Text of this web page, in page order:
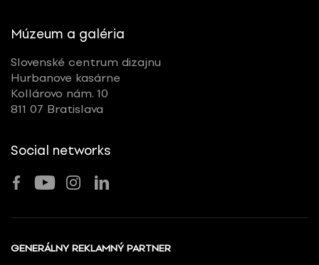
Múzeum a galéria
Slovenské centrum dizajnu
Hurbanove kasárne
Kollárovo nám. 10
811 07 Bratislava
Social networks
GENERÁLNY REKLAMNÝ PARTNER